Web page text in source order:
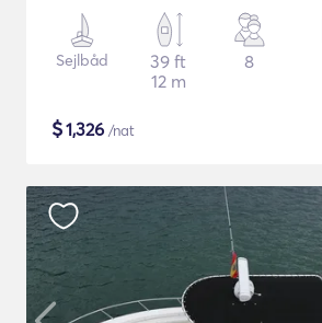
Sejlbåd
39 ft
12 m
8
$1,326 /nat